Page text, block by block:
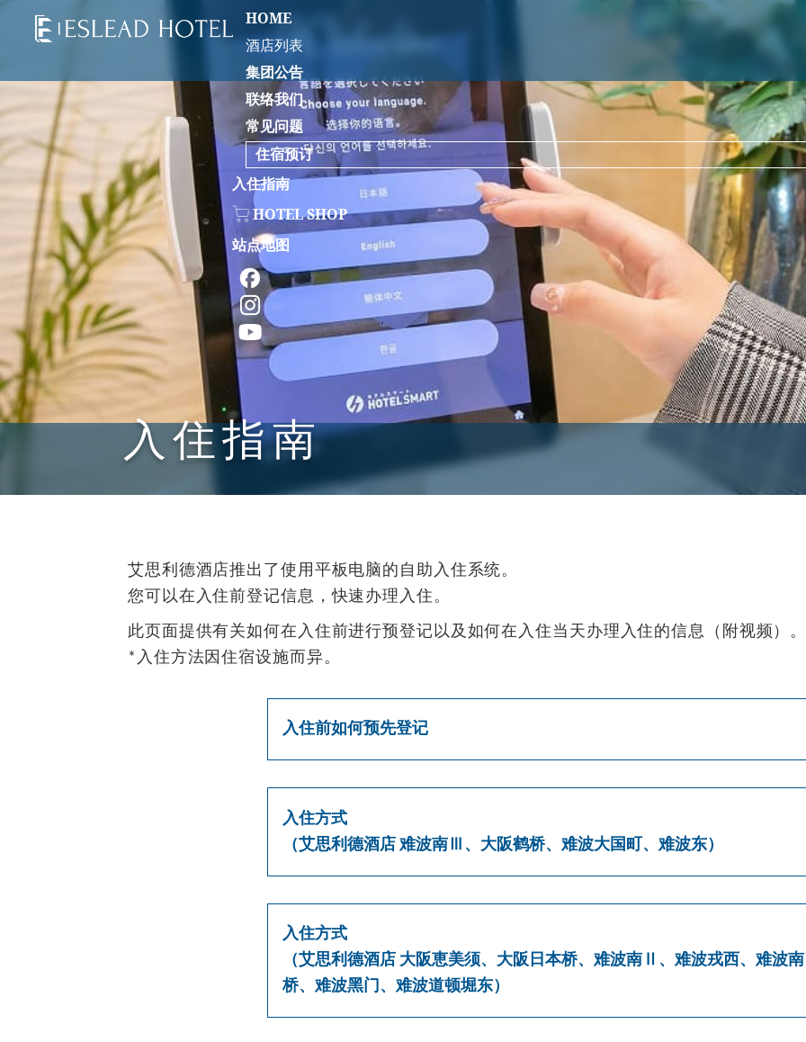
HOME
酒店列表
集团公告
联络我们
常见问题
住宿预订
入住指南
HOTEL SHOP
站点地图
入住指南
艾思利德酒店推出了使用平板电脑的自助入住系统。
您可以在入住前登记信息，快速办理入住。
此页面提供有关如何在入住前进行预登记以及如何在入住当天办理入住的信息（附视频）
*入住方法因住宿设施而异。
入住前如何预先登记
入住方式
（艾思利德酒店 难波南Ⅲ、大阪鹤桥、难波大国町、难波东）
入住方式
（艾思利德酒店 大阪恵美须、大阪日本桥、难波南Ⅱ、难波戎西、难波
桥、难波黑门、难波道顿堀东）